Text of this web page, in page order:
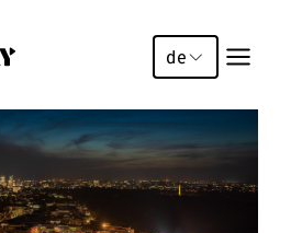
de